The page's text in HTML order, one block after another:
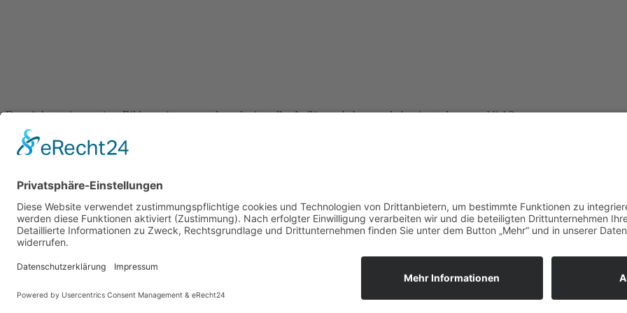
Du möchtest eines meiner Bilder weiterverwenden oder in voller Auflösung haben, egal ob privat oder gewerblich?
(z.B. auf Social Media, gedruckt auf einer Leinwand, auf einer Website...)
Bitte kontaktiere mich hier ganz unkompliziert, teil mir mit um welche Bilder es geht (Nummer in Klammern mit dazu schreiben) und lass
kann.
Nachricht schreiben
Zurück zur Übersicht
© 2026 X-ANDRAPHOTO
Impressum